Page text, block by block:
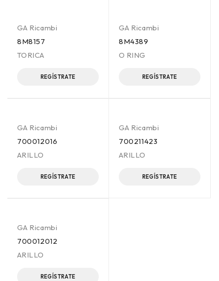
GA Ricambi
8M8157
TORICA
REGÍSTRATE
GA Ricambi
8M4389
O RING
REGÍSTRATE
GA Ricambi
700012016
ARILLO
REGÍSTRATE
GA Ricambi
700211423
ARILLO
REGÍSTRATE
GA Ricambi
700012012
ARILLO
REGÍSTRATE